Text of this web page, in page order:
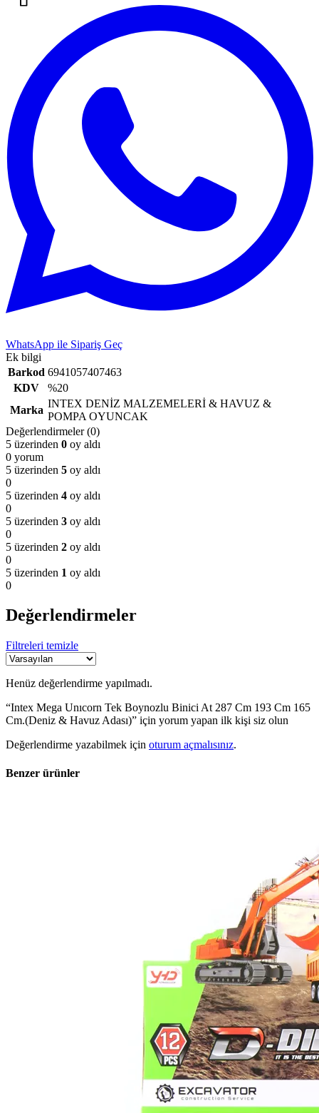
WhatsApp ile Sipariş Geç
Ek bilgi
Barkod 6941057407463
KDV
%20
Marka
INTEX DENİZ MALZEMELERİ & HAVUZ &
POMPA OYUNCAK
Değerlendirmeler (0)
5 üzerinden 0 oy aldı
0 yorum
5 üzerinden 5 oy aldı
0
5 üzerinden 4 oy aldı
0
5 üzerinden 3 oy aldı
0
5 üzerinden 2 oy aldı
0
5 üzerinden 1 oy aldı
0
Değerlendirmeler
Filtreleri temizle
Henüz değerlendirme yapılmadı.
“Intex Mega Unıcorn Tek Boynozlu Binici At 287 Cm 193 Cm 165
Cm.(Deniz & Havuz Adası)” için yorum yapan ilk kişi siz olun
Değerlendirme yazabilmek için oturum açmalısınız.
Benzer ürünler